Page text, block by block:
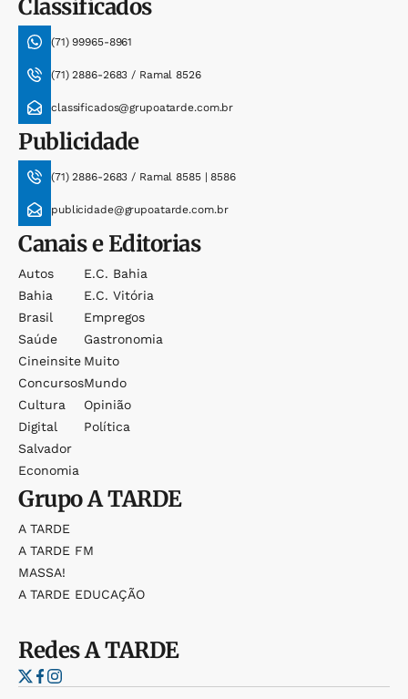
Classificados
(71) 99965-8961
(71) 2886-2683 / Ramal 8526
classificados@grupoatarde.com.br
Publicidade
(71) 2886-2683 / Ramal 8585 | 8586
publicidade@grupoatarde.com.br
Canais e Editorias
Autos
Bahia
Brasil
Saúde
Cineinsite
Concursos
Cultura
Digital
Salvador
Economia
E.c. Bahia
E.c. Vitória
Empregos
Gastronomia
Muito
Mundo
Opinião
Política
GrupoA TARDE
A TARDE
A TARDE FM
MASSA!
A TARDE EDUCAÇÃO
RedesA TARDE